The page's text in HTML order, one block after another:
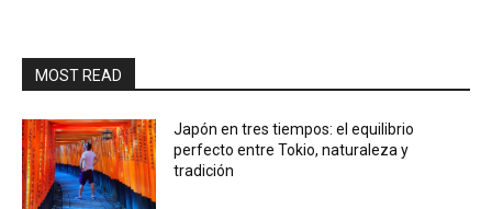
MOST READ
Japón en tres tiempos: el equilibrio
perfecto entre Tokio, naturaleza y
tradición